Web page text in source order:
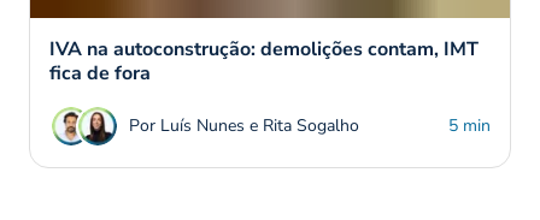
IVA na autoconstrução: demolições contam, IMT
fica de fora
Por Luís Nunes e Rita Sogalho 5 min